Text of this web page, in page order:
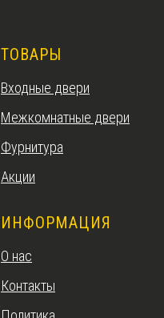
ТОВАРЫ
Входные двери
Межкомнатные двери
Фурнитура
Акции
ИНФОРМАЦИЯ
О нас
Контакты